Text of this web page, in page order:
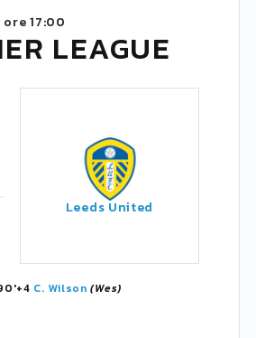
17:00
LEAGUE
Leeds United
C. Wilson (Wes)